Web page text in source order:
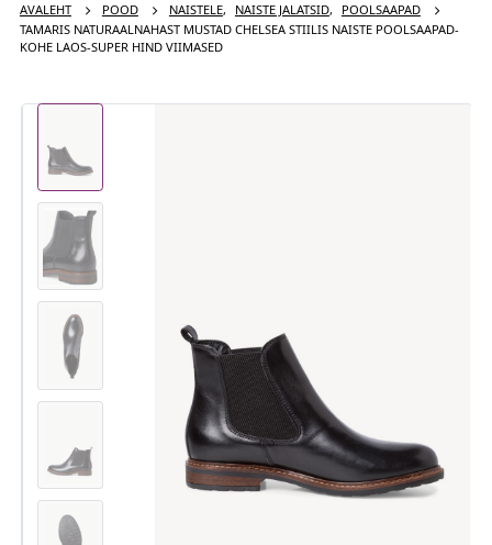
AVALEHT POOD NAISTELE, NAISTE JALATSID,
POOLSAAPAD
TAMARIS NATURAALNAHAST MUSTAD CHELSEA STIILIS NAISTE POOLSAAPAD-
KOHE LAOS-SUPER HIND VIIMASED